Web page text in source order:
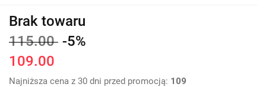
Brak towaru
115.00 -5%
109.00
Najniższa cena z 30 dni przed promocją: 109